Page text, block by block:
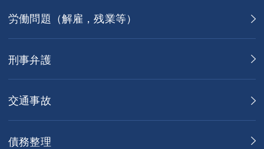
労働問題（解雇，残業等）
刑事弁護
交通事故
債務整理